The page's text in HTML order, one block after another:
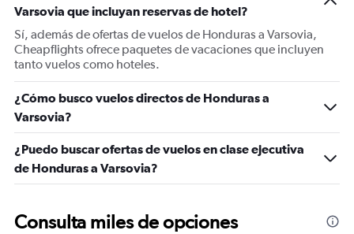
Varsovia que incluyan reservas de hotel?
Sí, además de ofertas de vuelos de Honduras a Varsovia,
Cheapflights ofrece paquetes de vacaciones que incluyen
tanto vuelos como hoteles.
¿Cómo busco vuelos directos de Honduras a
Varsovia?
¿Puedo buscar ofertas de vuelos en clase ejecutiva
de Honduras a Varsovia?
Consulta miles de opciones